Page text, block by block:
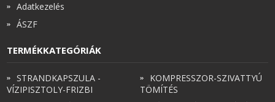
Adatkezelés
ÁSZF
TERMÉKKATEGÓRIÁK
STRANDKAPSZULA -
VÍZIPISZTOLY-FRIZBI
KOMPRESSZOR-SZIVATTYÚ
TÖMÍTÉS